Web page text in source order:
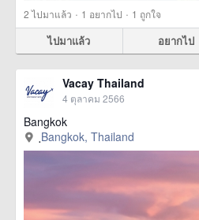
2ไปมาแล้ว · 1 อยากไป · 1 ถูกใจ
ไปมาแล้ว อยากไป
Vacay Thailand
4 ตุลาคม 2566
Bangkok
ฺBangkok, Thailand